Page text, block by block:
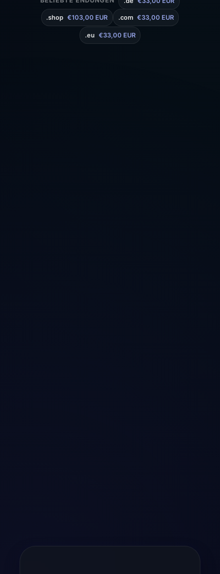
.shop €103,00 EUR .com €33,00 EUR
.eu €33,00 EUR